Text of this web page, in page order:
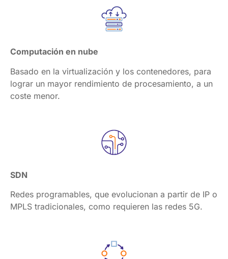
Computación en nube
Basado en la virtualización y los contenedores, para
lograr un mayor rendimiento de procesamiento, a un
coste menor.
SDN
Redes programables, que evolucionan a partir de IP o
MPLS tradicionales, como requieren las redes 5G.